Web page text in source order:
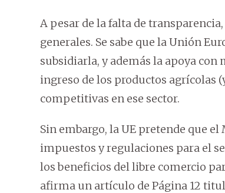
A pesar de la falta de
generales. Se sabe que la Unión
subsidiarla, y además la apoya
ingreso de los productos agrícolas
competitivas en ese sector.
Sin embargo, la UE pretende que
impuestos y regulaciones para el
los beneficios del libre comercio
afirma un artículo de Página 12